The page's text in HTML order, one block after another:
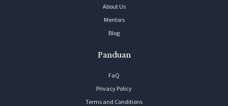
About Us
Mentors
Blog
Panduan
FaQ
Privacy Policy
Terms and Conditions